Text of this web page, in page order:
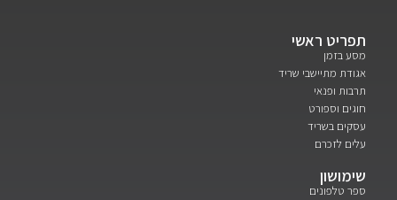
תפריט ראשי
מסע בזמן
אגודת מתיישבי שריד
תרבות ופנאי
חוגים וספורט
עסקים בשריד
עלים לזכרם
שימושון
ספר טלפונים